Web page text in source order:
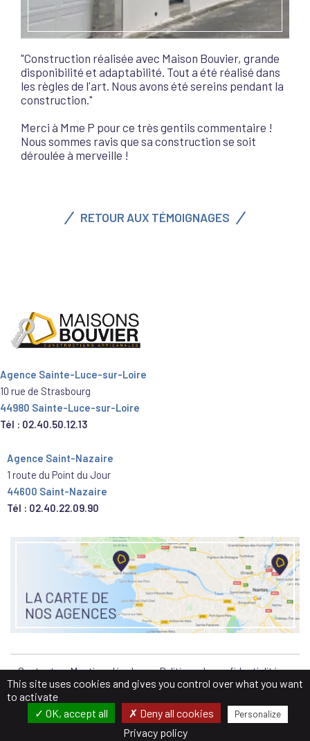
"Construction réalisée avec Maison Bouvier, grande
disponibilité et adaptabilité. Tout a été réalisé dans
les règles de l'art. Nous avons été sereins pendant la
construction."
Merci à Mme P pour ce très gentils commentaire !
Nous sommes ravis que sa construction se soit
déroulée à merveille !
RETOUR AUX TÉMOIGNAGES
Agence Sainte-Luce-sur-Loire
10 rue de Strasbourg
44980 Sainte-Luce-sur-Loire
Tél : 02.40.50.12.13
Agence Saint-Nazaire
1 route du Point du Jour
44600 Saint-Nazaire
Tél : 02.40.22.09.90
Contact Mentions légales Politique de confidentialité
ON VOUS RAPPELLE
This site uses cookies and gives you control over what you want
to activate
OK, accept all
Deny all cookies Personalize
Privacy policy